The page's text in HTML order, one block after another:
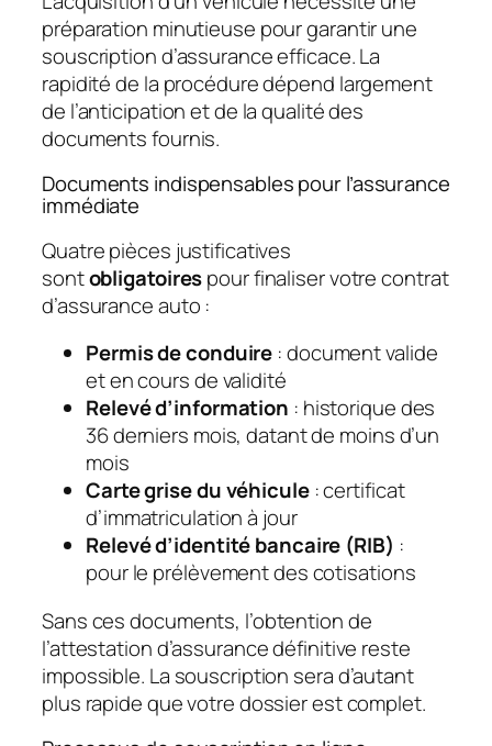
préparation minutieuse pour garantir une
souscription d’assurance efficace. La
rapidité de la procédure dépend largement
de l’anticipation et de la qualité des
documents fournis.
Documents indispensables pour l’assurance
immédiate
Quatre pièces justificatives
sontobligatoirespour finaliser votre contrat
d’assurance auto :
Permis de conduire : document valide
et en cours de validité
Relevé d’information : historique des
36 derniers mois, datant de moins d’un
mois
Carte grise du véhicule: certificat
d’immatriculation à jour
Relevé d’identité bancaire (RIB) :
pour le prélèvement des cotisations
Sans ces documents, l’obtention de
l’attestation d’assurance définitive reste
impossible. La souscription sera d’autant
plus rapide que votre dossier est complet.